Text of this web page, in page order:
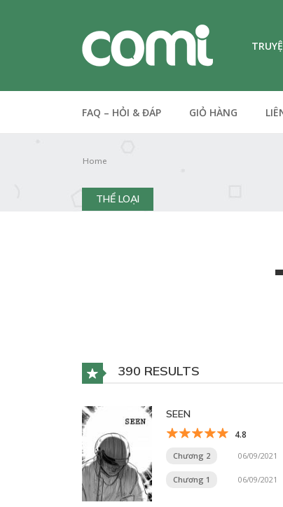
FAQ – HỎI & ĐÁP GIỎ HÀNG
Home
THỂ LOẠI
390 RESULTS
SEEN
4.8
Chương 2 06/09/2021
Chương 1 06/09/2021